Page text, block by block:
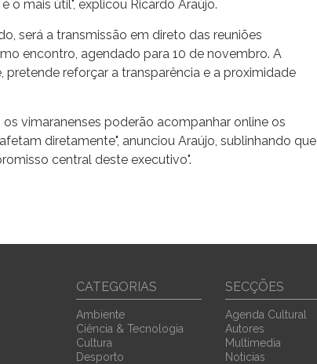
o mais útil", explicou Ricardo Araújo.
será a transmissão em direto das reuniões
encontro, agendado para 10 de novembro. A
pretende reforçar a transparência e a proximidade
os vimaranenses poderão acompanhar online os
diretamente", anunciou Araújo, sublinhando que
central deste executivo".
CATEGORIAS
Ambiente
Ciência & Tecnologia
Cultura
Desporto
SECÇÕES
Agenda Cultural
Autores
Multimedia
Noticias